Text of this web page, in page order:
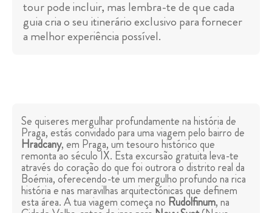
tour pode incluir, mas lembra-te de que cada
guia cria o seu itinerário exclusivo para fornecer
a melhor experiência possível.
Se quiseres mergulhar profundamente na história de
Praga, estás convidado para uma viagem pelo bairro de
Hradcany, em Praga, um tesouro histórico que
remonta ao século IX. Esta excursão gratuita leva-te
através do coração do que foi outrora o distrito real da
Boémia, oferecendo-te um mergulho profundo na rica
história e nas maravilhas arquitectónicas que definem
esta área. A tua viagem começa no Rudolfinum, na